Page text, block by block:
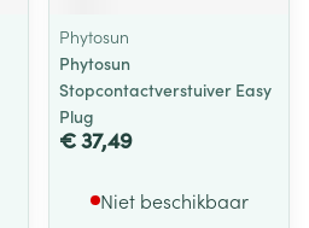
Phytosun
Phytosun
Stopcontactverstuiver Easy
Plug
€ 37,49
Niet beschikbaar